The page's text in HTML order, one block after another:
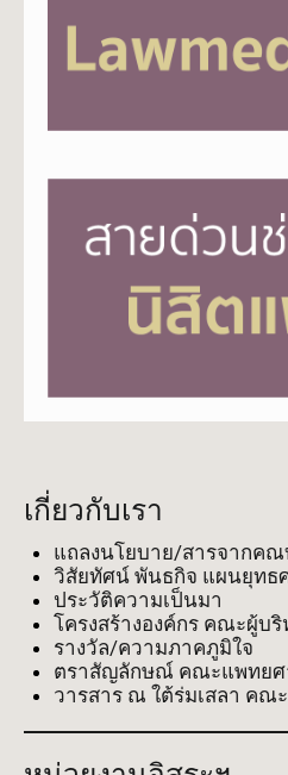
เกี่ยวกับเรา
แถลงนโยบาย/สารจากค
วิสัยทัศน์ พันธกิจ แผนยุทธ
ประวัติความเป็นมา
โครงสร้างองค์กร คณะผู้บริ
รางวัล/ความภาคภูมิใจ
ตราสัญลักษณ์ คณะแพทยศ
วารสาร ณ ใต้ร่มเสลา คณ